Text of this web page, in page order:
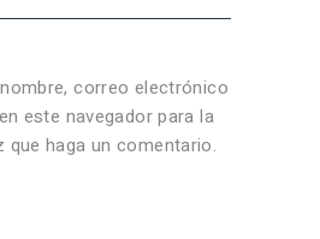
correo electrónico
este navegador para la
que haga un comentario.